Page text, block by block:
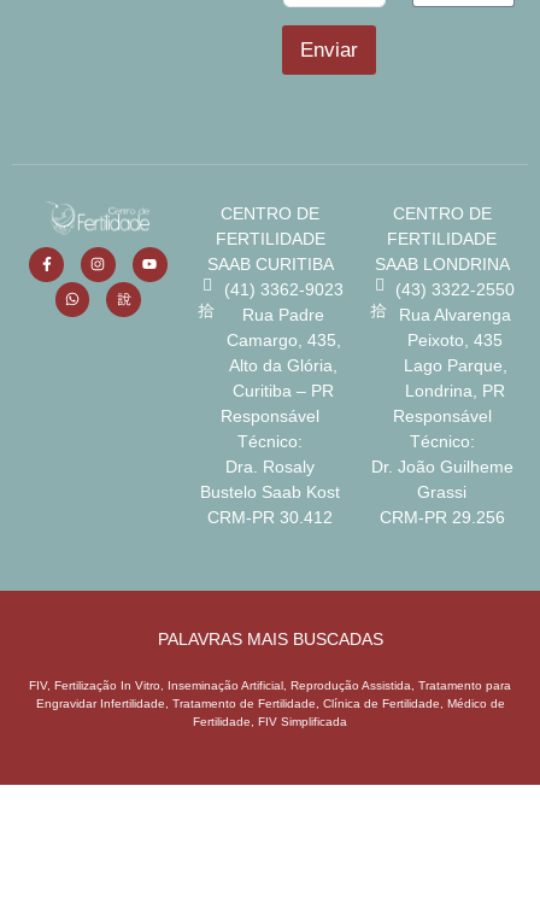
l
e
o
a
e
I
n
t
e
r
s
s
e
*
Enviar
CENTRO DE
FERTILIDADE
SAAB CURITIBA
(41) 3362-9023
Rua Padre
Camargo, 435,
Alto da Glória,
Curitiba – PR
Responsável
Técnico:
Dra. Rosaly
Bustelo Saab Kost
CRM-PR 30.412
CENTRO DE
FERTILIDADE
SAAB LONDRINA
(43) 3322-2550
Rua Alvarenga
Peixoto, 435
Lago Parque,
Londrina, PR
Responsável
Técnico:
Dr. João Guilheme
Grassi
CRM-PR 29.256
PALAVRAS MAIS BUSCADAS
FIV, Fertilização In Vitro, Inseminação Artificial, Reprodução Assistida, Tratamento para
Engravidar Infertilidade, Tratamento de Fertilidade, Clínica de Fertilidade, Médico de
Fertilidade, FIV Simplificada